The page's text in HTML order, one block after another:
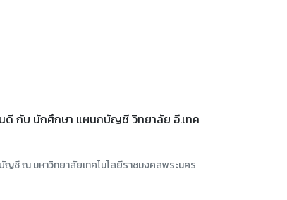
ดี กับ นักศึกษา แผนกบัญชี วิทยาลัย อี.เทค
ญชี ณ มหาวิทยาลัยเทคโนโลยีราชมงคลพระนคร